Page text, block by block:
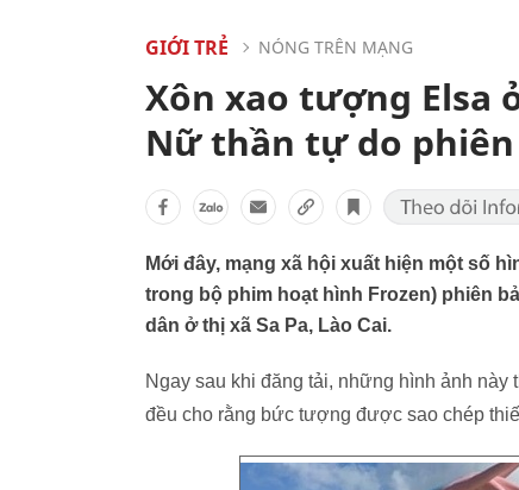
GIỚI TRẺ NÓNG TRÊN MẠNG
Xôn xao tượng Elsa
Nữ thần tự do
Mới đây, mạng xã hội xuất hiện một số
trong bộ phim hoạt hình Frozen) phiên
dân ở thị xã Sa Pa, Lào Cai.
Ngay sau khi đăng tải, những hình ảnh
đều cho rằng bức tượng được sao chép